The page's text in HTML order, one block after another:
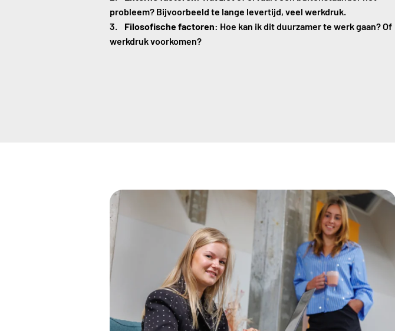
probleem? Bijvoorbeeld te lange levertijd, veel werkdruk.
Filosofische factoren: Hoe kan ik dit duurzamer te werk gaan? Of
werkdruk voorkomen?